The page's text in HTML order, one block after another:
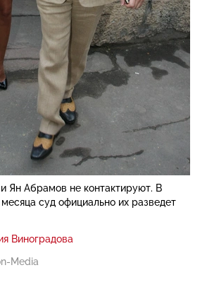
Ян Абрамов не контактируют. В
суд официально их разведет
Виноградова
Media